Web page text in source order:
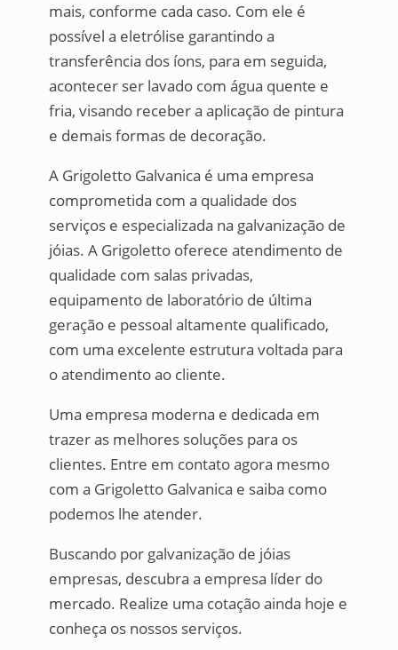
mais, conforme cada caso. Com ele é
possível a eletrólise garantindo a
transferência dos íons, para em seguida,
acontecer ser lavado com água quente e
fria, visando receber a aplicação de pintura
e demais formas de decoração.
A Grigoletto Galvanica é uma empresa
comprometida com a qualidade dos
serviços e especializada na galvanização de
jóias. A Grigoletto oferece atendimento de
qualidade com salas privadas,
equipamento de laboratório de última
geração e pessoal altamente qualificado,
com uma excelente estrutura voltada para
o atendimento ao cliente.
Uma empresa moderna e dedicada em
trazer as melhores soluções para os
clientes. Entre em contato agora mesmo
com a Grigoletto Galvanica e saiba como
podemos lhe atender.
Buscando por galvanização de jóias
empresas, descubra a empresa líder do
mercado. Realize uma cotação ainda hoje e
conheça os nossos serviços.